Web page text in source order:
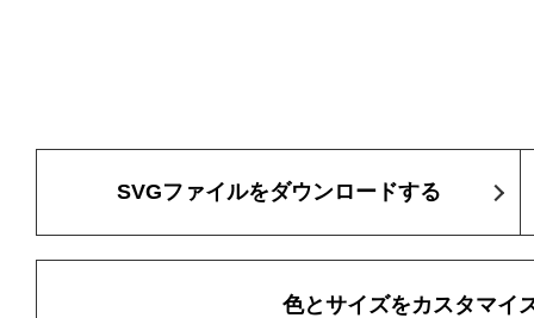
SVGファイルをダウンロードする
色とサイズをカスタマイ